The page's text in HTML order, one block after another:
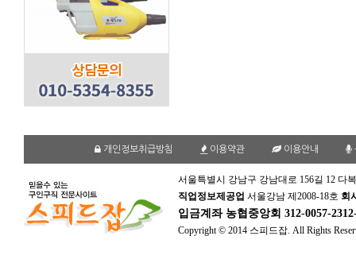
개인정보취급방침 이용약관 이용안내
서울특별시 강남구 강남대로 156길 12 다
직업정보제공업 서울강남 제2008-18호 회
입금계좌 농협중앙회 312-0057-
Copyright © 2014 스피드잡. All Rights